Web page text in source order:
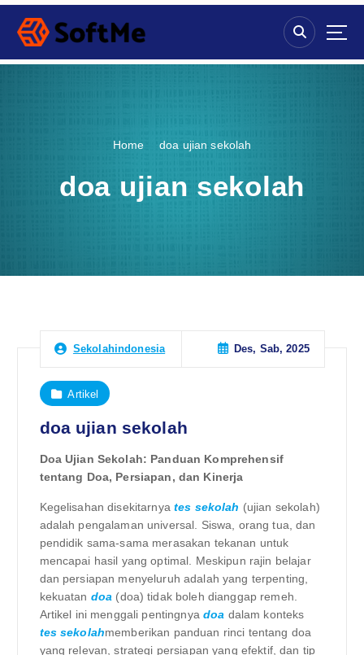
S
p
Home doa ujian sekolah
doa ujian sekolah
Sekolahindonesia Des, Sab, 2025
Artikel
doa ujian sekolah
Doa Ujian Sekolah: Panduan Komprehensif
tentang Doa, Persiapan, dan Kinerja
Kegelisahan disekitarnyates sekolah (ujian sekolah)
adalah pengalaman universal. Siswa, orang tua, dan
pendidik sama-sama merasakan tekanan untuk
mencapai hasil yang optimal. Meskipun rajin belajar
dan persiapan menyeluruh adalah yang terpenting,
kekuatan doa (doa) tidak boleh dianggap remeh.
Artikel ini menggali pentingnyadoa dalam konteks
tes sekolahmemberikan panduan rinci tentang doa
yang relevan, strategi persiapan yang efektif, dan tip